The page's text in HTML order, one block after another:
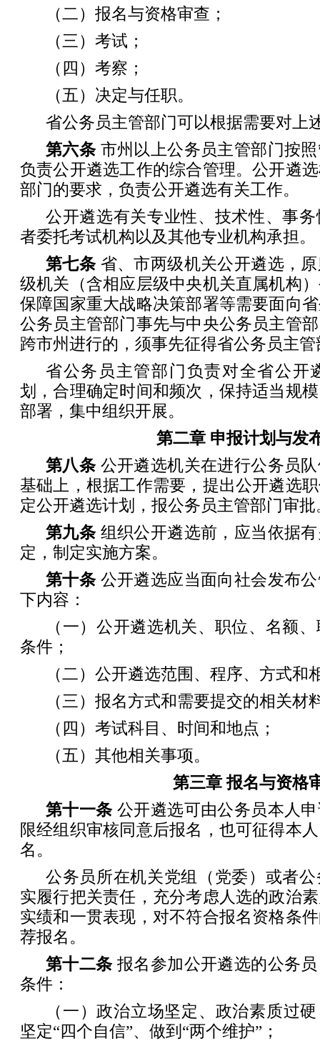
（二）报名与资格审查；
（三）考试；
（四）考察；
（五）决定与任职。
省公务员主管部门可以根据需要对上
第六条 市州以上公务员主管部门按
负责公开遴选工作的综合管理。公开遴
部门的要求，负责公开遴选有关工作。
公开遴选有关专业性、技术性、事
者委托考试机构以及其他专业机构承担。
第七条 省、市两级机关公开遴选，
级机关（含相应层级中央机关直属机构
保障国家重大战略决策部署等需要面向
公务员主管部门事先与中央公务员主管
跨市州进行的，须事先征得省公务员主
省公务员主管部门负责对全省公开
划，合理确定时间和频次，保持适当规
部署，集中组织开展。
第二章 申报计划与发
第八条 公开遴选机关在进行公务员
基础上，根据工作需要，提出公开遴选
定公开遴选计划，报公务员主管部门审批
第九条 组织公开遴选前，应当依据
定，制定实施方案。
第十条 公开遴选应当面向社会发布
下内容：
（一）公开遴选机关、职位、名额
条件；
（二）公开遴选范围、程序、方式和
（三）报名方式和需要提交的相关材
（四）考试科目、时间和地点；
（五）其他相关事项。
第三章 报名与资格
第十一条 公开遴选可由公务员本人
限经组织审核同意后报名，也可征得本
名。
公务员所在机关党组（党委）或者
实履行把关责任，充分考虑人选的政治
实绩和一贯表现，对不符合报名资格条
荐报名。
第十二条 报名参加公开遴选的公务
条件：
（一）政治立场坚定、政治素质过
坚定“四个自信”、做到“两个维护”；